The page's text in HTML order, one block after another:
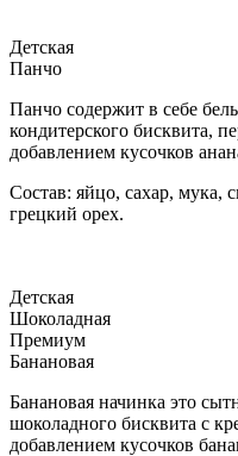
Детская
Панчо
Панчо содержит в себе
кондитерского бисквита,
добавлением кусочков
Состав: яйцо, сахар, мука,
грецкий орех.
Детская
Шоколадная
Премиум
Банановая
Банановая начинка это
шоколадного бисквита с
добавлением кусочков